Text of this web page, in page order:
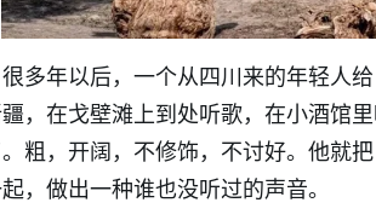
很多年以后，一个从四川来的年轻人
，在戈壁滩上到处听歌，在小酒馆
粗，开阔，不修饰，不讨好。他就
，做出一种谁也没听过的声音。